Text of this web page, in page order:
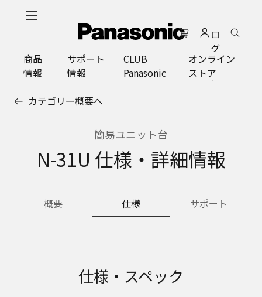
ロ
グ
イ
ン
商品
情報
サポート
情報
CLUB
Panasonic
オンライン
ストア
カテゴリー概要へ
簡易ユニット台
N-31U 仕様・詳細情報
概要 仕様 サポート
仕様・スペック